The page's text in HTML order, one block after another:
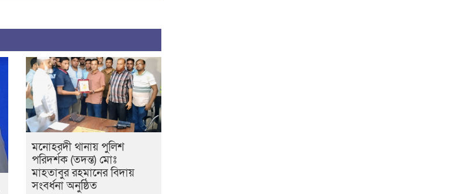
মনোহরদী থানায় পুলিশ
পরিদর্শক (তদন্ত) মোঃ
মাহতাবুর রহমানের বিদায়
সংবর্ধনা অনুষ্ঠিত